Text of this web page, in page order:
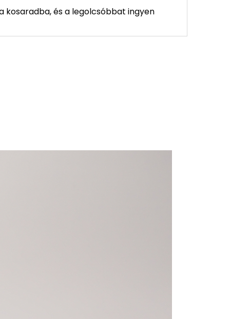
kosaradba, és a legolcsóbbat ingyen